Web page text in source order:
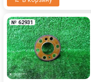
№ 62931